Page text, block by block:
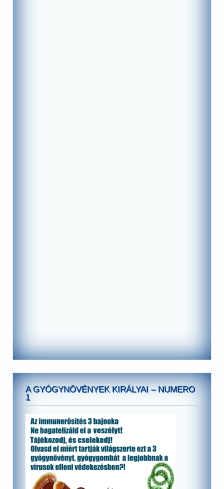
A GYÓGYNÖVÉNYEK KIRÁLYAI – NUMERO
1